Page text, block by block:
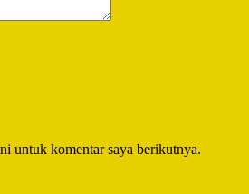
untuk komentar saya berikutnya.